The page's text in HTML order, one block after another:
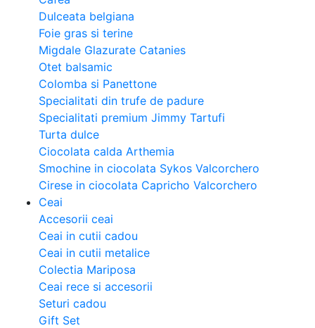
Dulceata belgiana
Foie gras si terine
Migdale Glazurate Catanies
Otet balsamic
Colomba si Panettone
Specialitati din trufe de padure
Specialitati premium Jimmy Tartufi
Turta dulce
Ciocolata calda Arthemia
Smochine in ciocolata Sykos Valcorchero
Cirese in ciocolata Capricho Valcorchero
Ceai
Accesorii ceai
Ceai in cutii cadou
Ceai in cutii metalice
Colectia Mariposa
Ceai rece si accesorii
Seturi cadou
Gift Set